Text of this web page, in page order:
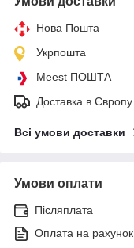
Нова Пошта
Укрпошта
Meest ПОШТА
Доставка в Європу
Всі умови доставки
Умови оплати
Післяплата
Оплата на рахунок